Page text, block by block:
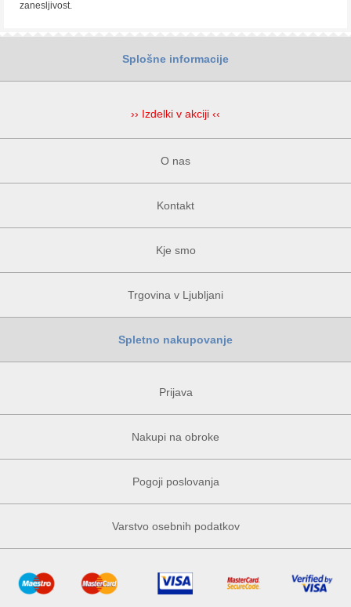
zanesljivost.
Splošne informacije
›› Izdelki v akciji ‹‹
O nas
Kontakt
Kje smo
Trgovina v Ljubljani
Spletno nakupovanje
Prijava
Nakupi na obroke
Pogoji poslovanja
Varstvo osebnih podatkov